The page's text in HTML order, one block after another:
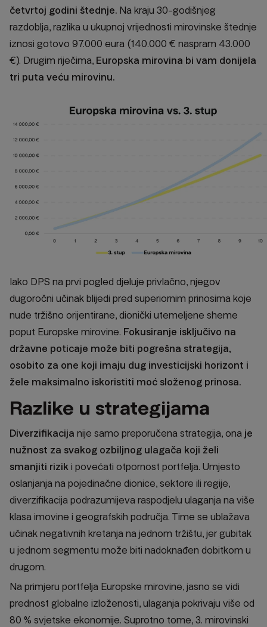
četvrtoj godini štednje. Na kraju 30-godišnjeg
razdoblja, razlika u ukupnoj vrijednosti mirovinske štednje
iznosi gotovo 97.000 eura (140.000 € naspram 43.000
€). Drugim riječima, Europska mirovina bi vam donijela
tri puta veću mirovinu.
Iako DPS na prvi pogled djeluje privlačno, njegov
dugoročni učinak blijedi pred superiornim prinosima koje
nude tržišno orijentirane, dionički utemeljene sheme
poput Europske mirovine. Fokusiranje isključivo na
državne poticaje može biti pogrešna strategija,
osobito za one koji imaju dug investicijski horizont i
žele maksimalno iskoristiti moć složenog prinosa.
Razlike u strategijama
Diverzifikacija nije samo preporučena strategija, ona je
nužnost za svakog ozbiljnog ulagača koji želi
smanjiti rizik i povećati otpornost portfelja. Umjesto
oslanjanja na pojedinačne dionice, sektore ili regije,
diverzifikacija podrazumijeva raspodjelu ulaganja na više
klasa imovine i geografskih područja. Time se ublažava
učinak negativnih kretanja na jednom tržištu, jer gubitak
u jednom segmentu može biti nadoknađen dobitkom u
drugom.
Na primjeru portfelja Europske mirovine, jasno se vidi
prednost globalne izloženosti, ulaganja pokrivaju više od
80 % svjetske ekonomije. Suprotno tome, 3. mirovinski